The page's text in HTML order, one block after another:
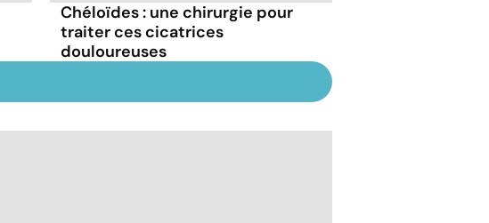
Chéloïdes : une chirurgie pour
traiter ces cicatrices
douloureuses